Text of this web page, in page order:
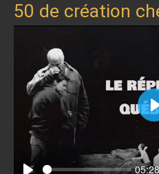
50 de création
05:28